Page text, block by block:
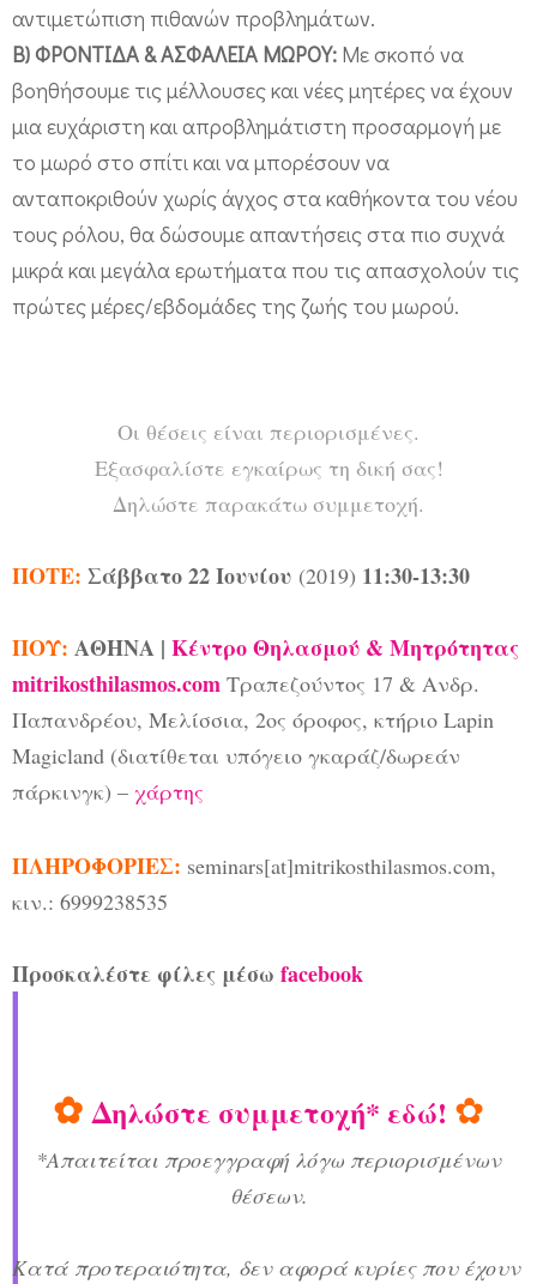
ι
α
σ
φ
ά
λ
ε
ι
α
αντιμετώπιση πιθανών προβλημάτων.
Β) ΦΡΟΝΤΙΔΑ & ΑΣΦΑΛΕΙΑ ΜΩΡΟΥ: Με σκοπό να
βοηθήσουμε τις μέλλουσες και νέες μητέρες να έχουν
μια ευχάριστη και απροβλημάτιστη προσαρμογή με
το μωρό στο σπίτι και να μπορέσουν να
ανταποκριθούν χωρίς άγχος στα καθήκοντα του νέου
τους ρόλου, θα δώσουμε απαντήσεις στα πιο συχνά
μικρά και μεγάλα ερωτήματα που τις απασχολούν τις
πρώτες μέρες/εβδομάδες της ζωής του μωρού.
Οι θέσεις είναι περιορισμένες.
Εξασφαλίστε εγκαίρως τη δική σας!
Δηλώστε παρακάτω συμμετοχή.
ΠΟΤΕ: Σάββατο 22 Ιουνίου (2019) 11:30-13:30
ΠΟΥ: ΑΘΗΝΑ | Κέντρο Θηλασμού & Μητρότητας
mitrikosthilasmos.com Τραπεζούντος 17 & Ανδρ.
Παπανδρέου, Μελίσσια, 2ος όροφος, κτήριο Lapin
Magicland (διατίθεται υπόγειο γκαράζ/δωρεάν
πάρκινγκ) – χάρτης
ΠΛΗΡΟΦΟΡΙΕΣ: seminars[at]mitrikosthilasmos.com,
κιν.: 6999238535
Προσκαλέστε φίλες μέσω facebook
✿ Δηλώστε συμμετοχή* εδώ! ✿
*Απαιτείται προεγγραφή λόγω περιορισμένων
θέσεων.
Κατά προτεραιότητα, δεν αφορά κυρίες που έχουν